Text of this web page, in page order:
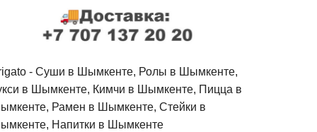
- Cуши в Шымкенте, Ролы в Шымкенте,
в Шымкенте, Кимчи в Шымкенте, Пицца в
Рамен в Шымкенте, Стейки в
Напитки в Шымкенте